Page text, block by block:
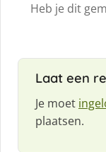
Heb je dit
Laat een
Je moet
plaatsen.